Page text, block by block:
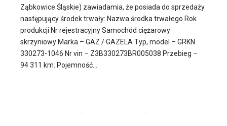
Ząbkowice Śląskie) zawiadamia, że posiada do sprzedaży
następujący środek trwały: Nazwa środka trwałego Rok
produkcji Nr rejestracyjny Samochód ciężarowy
skrzyniowy Marka – GAZ / GAZELA Typ, model – GRKN
330273-1046 Nr vin – Z3B330273BR005038 Przebieg –
94 311 km. Pojemność...